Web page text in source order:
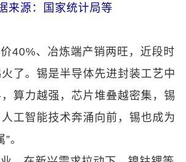
来源：国家统计局等
40%、冶炼端产销两旺，近段时
了。锡是半导体先进封装工艺中
算力越强，芯片堆叠越密集，锡
工智能技术奔涌向前，锡也成为
。